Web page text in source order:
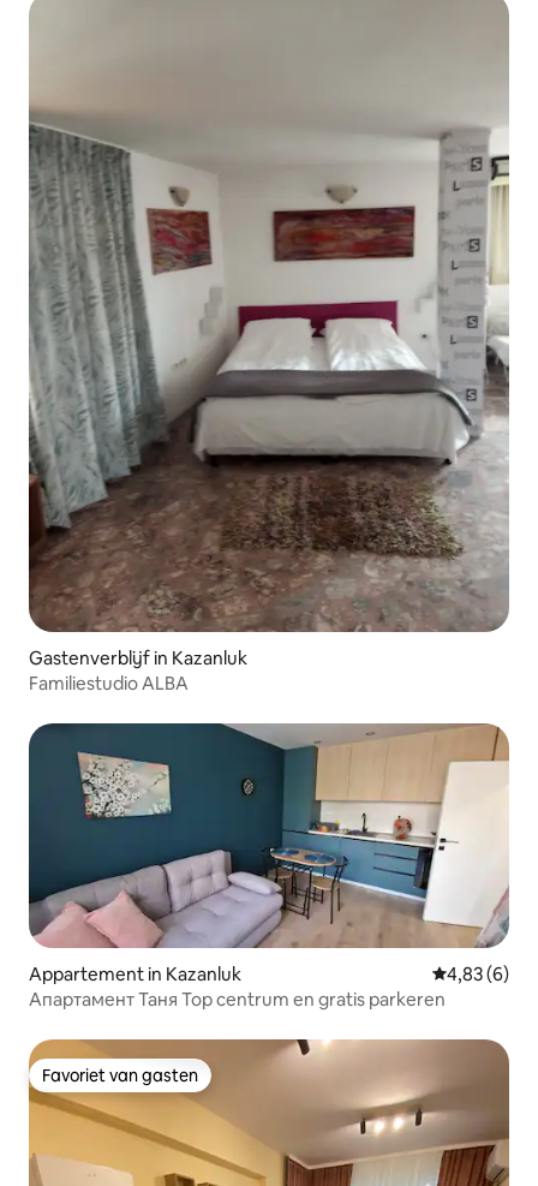
Gastenverblijf in Kazanluk
Familiestudio ALBA
Appartement in Kazanluk Gemiddelde
4,83 (6)
Апартамент Таня Top centrum en gratis parkeren
Favoriet van gasten
Favoriet van gasten